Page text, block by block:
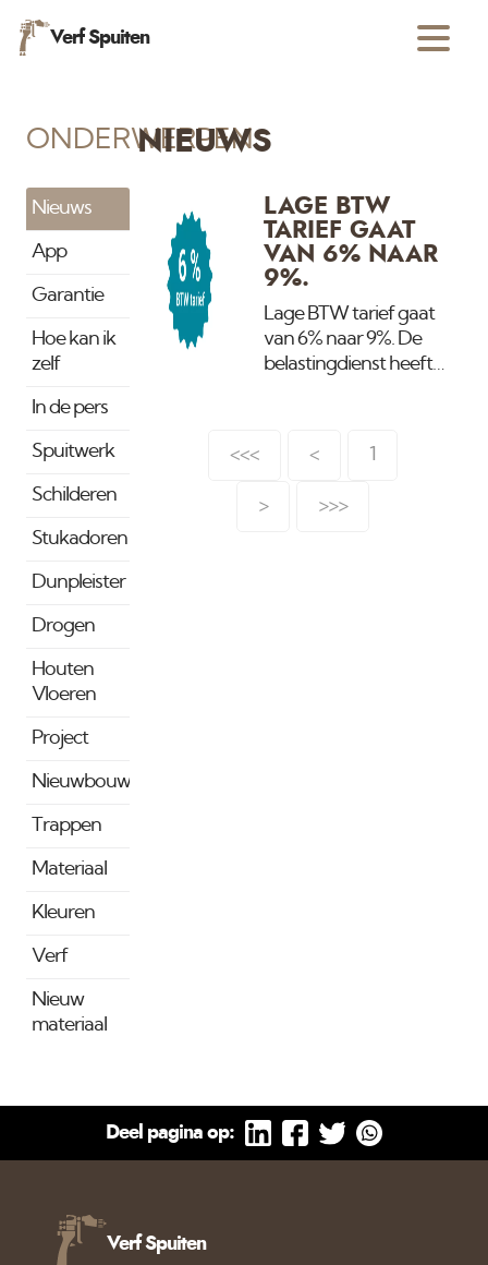
Verf Spuiten
ONDERWERPEN
Nieuws
App
Garantie
Hoe kan ik
zelf
In de pers
Spuitwerk
Schilderen
Stukadoren
Dunpleister
Drogen
Houten
Vloeren
Project
Nieuwbouw
Trappen
Materiaal
Kleuren
Verf
Nieuw
materiaal
NIEUWS
LAGE BTW
TARIEF GAAT
VAN 6% NAAR
9%.
Lage BTW tarief gaat
van 6% naar 9%. De
belastingdienst heeft
Deze regeling geldt
spuitwerk , behangen en
<<< < 1
> >>>
Deel pagina op:
Verf Spuiten